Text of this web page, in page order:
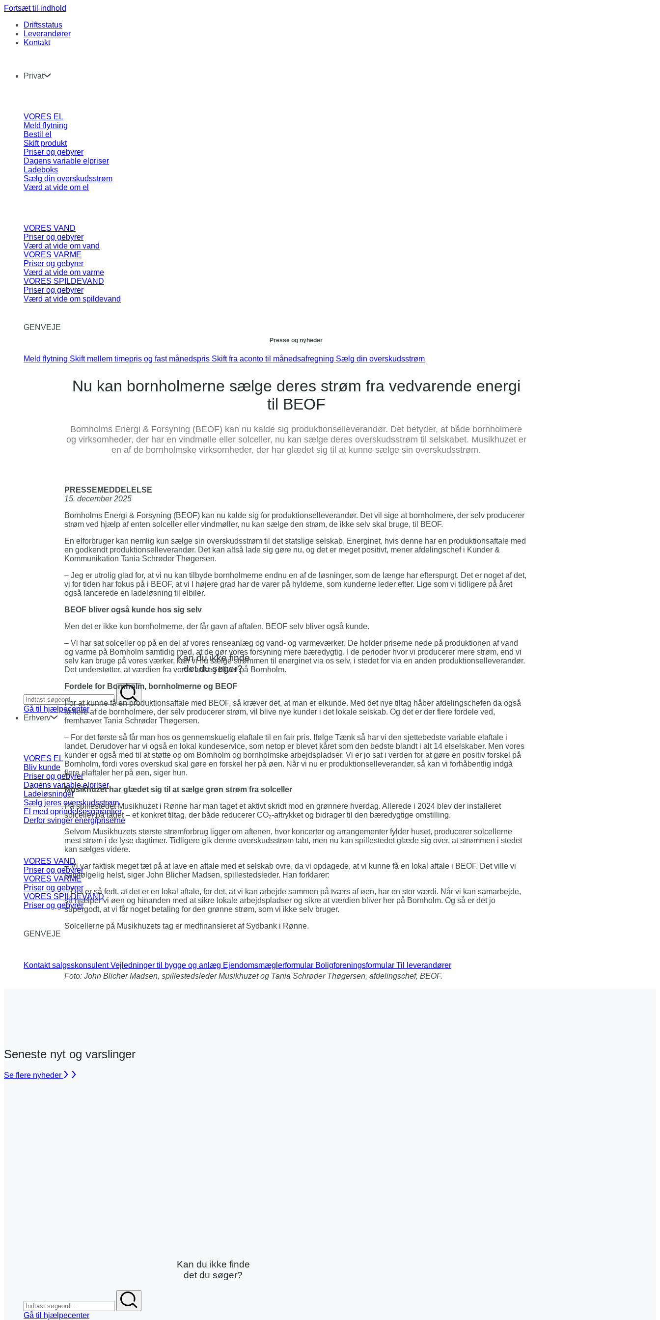
Fortsæt til indhold
Driftsstatus
Leverandører
Kontakt
Privat
VORES EL
Meld flytning
Bestil el
Skift produkt
Priser og gebyrer
Dagens variable elpriser
Ladeboks
Sælg din overskudsstrøm
Værd at vide om el
VORES VAND
Priser og gebyrer
Værd at vide om vand
VORES VARME
Priser og gebyrer
Værd at vide om varme
VORES SPILDEVAND
Priser og gebyrer
Værd at vide om spildevand
GENVEJE
Meld flytning Skift mellem timepris og fast månedspris Skift fra aconto til månedsafregning Sælg din overskudsstrøm
Kan du ikke finde
det du søger?
Gå til hjælpecenter
Erhverv
VORES EL
Bliv kunde
Priser og gebyrer
Dagens variable elpriser
Ladeløsninger
Sælg jeres overskudsstrøm
El med oprindelsesgarantier
Derfor svinger energipriserne
VORES VAND
Priser og gebyrer
VORES VARME
Priser og gebyrer
VORES SPILDEVAND
Priser og gebyrer
GENVEJE
Kontakt salgsskonsulent Vejledninger til bygge og anlæg Ejendomsmæglerformular Boligforeningsformular Til leverandører
Kan du ikke finde
det du søger?
Gå til hjælpecenter
Presse og nyheder
Nu kan bornholmerne sælge deres strøm fra vedvarende energi
til BEOF
Bornholms Energi & Forsyning (BEOF) kan nu kalde sig produktionselleverandør. Det betyder, at både bornholmere
og virksomheder, der har en vindmølle eller solceller, nu kan sælge deres overskudsstrøm til selskabet. Musikhuzet er
en af de bornholmske virksomheder, der har glædet sig til at kunne sælge sin overskudsstrøm.
PRESSEMEDDELELSE
15. december 2025
Bornholms Energi & Forsyning (BEOF) kan nu kalde sig for produktionselleverandør. Det vil sige at bornholmere, der selv producerer
strøm ved hjælp af enten solceller eller vindmøller, nu kan sælge den strøm, de ikke selv skal bruge, til BEOF.
En elforbruger kan nemlig kun sælge sin overskudsstrøm til det statslige selskab, Energinet, hvis denne har en produktionsaftale med
en godkendt produktionselleverandør. Det kan altså lade sig gøre nu, og det er meget positivt, mener afdelingschef i Kunder &
Kommunikation Tania Schrøder Thøgersen.
– Jeg er utrolig glad for, at vi nu kan tilbyde bornholmerne endnu en af de løsninger, som de længe har efterspurgt. Det er noget af det,
vi for tiden har fokus på i BEOF, at vi I højere grad har de varer på hylderne, som kunderne leder efter. Lige som vi tidligere på året
også lancerede en ladeløsning til elbiler.
BEOF bliver også kunde hos sig selv
Men det er ikke kun bornholmerne, der får gavn af aftalen. BEOF selv bliver også kunde.
– Vi har sat solceller op på en del af vores renseanlæg og vand- og varmeværker. De holder priserne nede på produktionen af vand
og varme på Bornholm samtidig med, at de gør vores forsyning mere bæredygtig. I de perioder hvor vi producerer mere strøm, end vi
selv kan bruge på vores værker, kan vi nu sælge strømmen til energinet via os selv, i stedet for via en anden produktionselleverandør.
Det understøtter, at værdien fra vores anlæg bliver på Bornholm.
Fordele for Bornholm, bornholmerne og BEOF
For at kunne få en produktionsaftale med BEOF, så kræver det, at man er elkunde. Med det nye tiltag håber afdelingschefen da også
at flere af de bornholmere, der selv producerer strøm, vil blive nye kunder i det lokale selskab. Og det er der flere fordele ved,
fremhæver Tania Schrøder Thøgersen.
– For det første så får man hos os gennemskuelig elaftale til en fair pris. Ifølge Tænk så har vi den sjettebedste variable elaftale i
landet. Derudover har vi også en lokal kundeservice, som netop er blevet kåret som den bedste blandt i alt 14 elselskaber. Men vores
kunder er også med til at støtte op om Bornholm og bornholmske arbejdspladser. Vi er jo sat i verden for at gøre en positiv forskel på
Bornholm, fordi vores overskud skal gøre en forskel her på øen. Når vi nu er produktionselleverandør, så kan vi forhåbentlig indgå
flere elaftaler her på øen, siger hun.
Musikhuzet har glædet sig til at sælge grøn strøm fra solceller
På spillestedet Musikhuzet i Rønne har man taget et aktivt skridt mod en grønnere hverdag. Allerede i 2024 blev der installeret
solceller på taget – et konkret tiltag, der både reducerer CO₂-aftrykket og bidrager til den bæredygtige omstilling.
Selvom Musikhuzets største strømforbrug ligger om aftenen, hvor koncerter og arrangementer fylder huset, producerer solcellerne
mest strøm i de lyse dagtimer. Tidligere gik denne overskudsstrøm tabt, men nu kan spillestedet glæde sig over, at strømmen i stedet
kan sælges videre.
– Vi var faktisk meget tæt på at lave en aftale med et selskab ovre, da vi opdagede, at vi kunne få en lokal aftale i BEOF. Det ville vi
selvfølgelig helst, siger John Blicher Madsen, spillestedsleder. Han forklarer:
– Det er så fedt, at det er en lokal aftale, for det, at vi kan arbejde sammen på tværs af øen, har en stor værdi. Når vi kan samarbejde,
så hjælper vi øen og hinanden med at sikre lokale arbejdspladser og sikre at værdien bliver her på Bornholm. Og så er det jo
supergodt, at vi får noget betaling for den grønne strøm, som vi ikke selv bruger.
Solcellerne på Musikhuzets tag er medfinansieret af Sydbank i Rønne.
Foto: John Blicher Madsen, spillestedsleder Musikhuzet og Tania Schrøder Thøgersen, afdelingschef, BEOF.
Seneste nyt og varslinger
Se flere nyheder